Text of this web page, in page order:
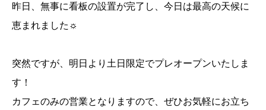
昨日、無事に看板の設置が完了し、今日は最高の天候に
恵まれました☼
突然ですが、明日より土日限定でプレオープンいたしま
す！
カフェのみの営業となりますので、ぜひお気軽にお立ち